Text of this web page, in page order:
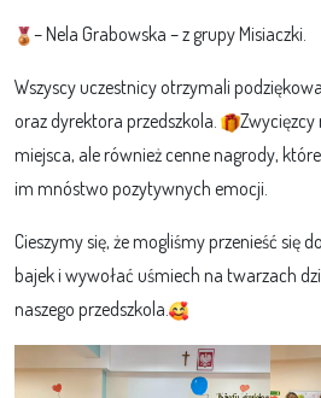
– Nela Grabowska – z grupy Misiaczki.
Wszyscy uczestnicy otrzymali
oraz dyrektora przedszkola.
Zwycięzcy
miejsca, ale również cenne nagrody,
im mnóstwo pozytywnych emocji.
Cieszymy się, że mogliśmy przenieść się
bajek i wywołać uśmiech na twarzach
naszego przedszkola.